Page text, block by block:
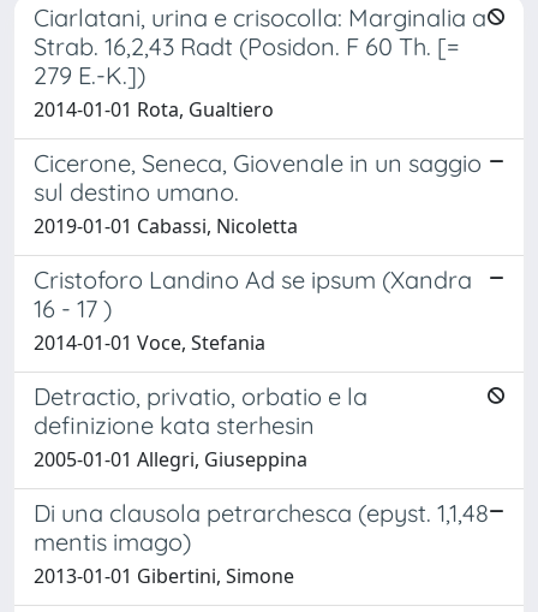
Ciarlatani, urina e crisocolla: Marginalia a
Strab. 16,2,43 Radt (Posidon. F 60 Th. [=
279 E.-K.])
2014-01-01 Rota, Gualtiero
Cicerone, Seneca, Giovenale in un saggio
sul destino umano.
2019-01-01 Cabassi, Nicoletta
Cristoforo Landino Ad se ipsum (Xandra
16 - 17 )
2014-01-01 Voce, Stefania
Detractio, privatio, orbatio e la
definizione kata sterhesin
2005-01-01 Allegri, Giuseppina
Di una clausola petrarchesca (epyst. 1,1,48
mentis imago)
2013-01-01 Gibertini, Simone